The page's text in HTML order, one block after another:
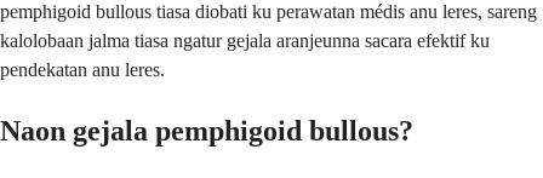
pemphigoid bullous tiasa diobati ku perawatan médis anu leres, sareng
kalolobaan jalma tiasa ngatur gejala aranjeunna sacara efektif ku
pendekatan anu leres.
Naon gejala pemphigoid bullous?